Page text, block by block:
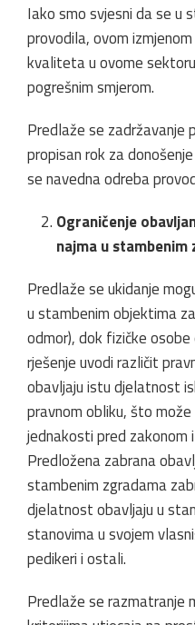
Iako smo svjesni da se u
provodila, ovom
kvaliteta u ovome
pogrešnim smjerom.
Predlaže se zadržavanje
propisan rok za
se navedna odreba
Ograničenje
najma u stambenim
Predlaže se ukidanje
u stambenim objektima
odmor), dok fizičke
rješenje uvodi različit
obavljaju istu djelatnost
pravnom obliku, što
jednakosti pred
Predložena zabrana
stambenim zgradama
djelatnost obavljaju u
stanovima u svojem
pedikeri i ostali.
Predlaže se razmatranje